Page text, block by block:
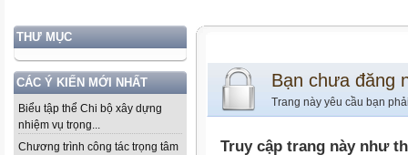
THƯ MỤC
CÁC Ý KIẾN MỚI NHẤT
Biểu tập thể Chi bộ xây dựng
nhiệm vụ trọng...
Chương trình công tác trọng tâm
Bạn chưa đăng
Trang này yêu cầu bạn
Truy cập trang này như